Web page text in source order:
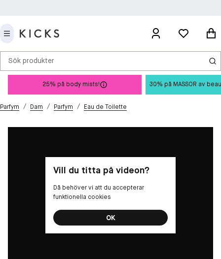
Sök produkter
25% på body mists! 30% på MASSOR av
Parfym / Dam / Parfym / Eau de Toilette
Vill du titta på videon?
Då behöver vi att du accepterar
funktionella cookies
OK